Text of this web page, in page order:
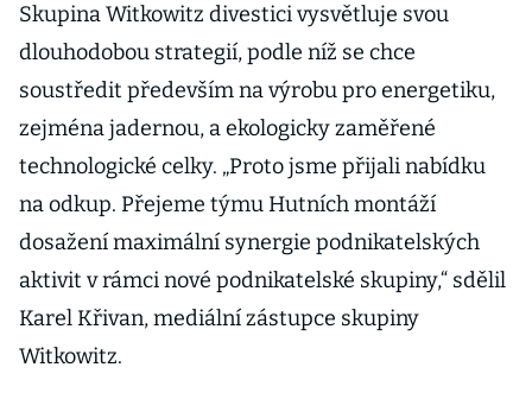
Skupina Witkowitz divestici vysvětluje svou
dlouhodobou strategií, podle níž se chce
soustředit především na výrobu pro energetiku,
zejména jadernou, a ekologicky zaměřené
technologické celky. „Proto jsme přijali nabídku
na odkup. Přejeme týmu Hutních montáží
dosažení maximální synergie podnikatelských
aktivit v rámci nové podnikatelské skupiny,“ sdělil
Karel Křivan, mediální zástupce skupiny
Witkowitz.